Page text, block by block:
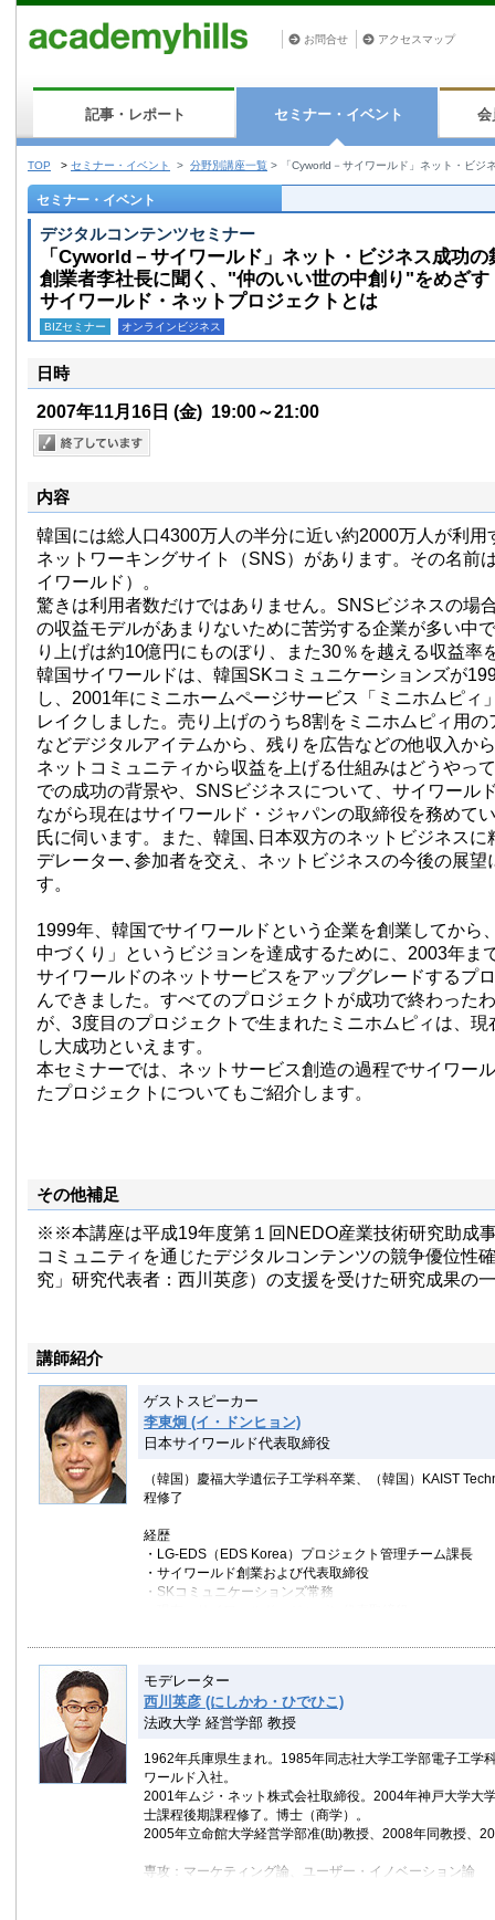
お問合せ アクセスマップ
記事・レポート セミナー・イベント 会
TOP > セミナー・イベント > 分野別講座一覧 > 「Cyworld－サイワールド」ネット・ビ
セミナー・イベント
デジタルコンテンツセミナー
「Cyworld－サイワールド」ネット・ビジネス成功の
創業者李社長に聞く、"仲のいい世の中創り"をめざす
サイワールド・ネットプロジェクトとは
BIZセミナー オンラインビジネス
日時
2007年11月16日 (金) 19:00～21:00
内容
韓国には総人口4300万人の半分に近い約2000万人が利用
ネットワーキングサイト（SNS）があります。その名前
イワールド）。
驚きは利用者数だけではありません。SNSビジネスの場
の収益モデルがあまりないために苦労する企業が多い中
り上げは約10億円にものぼり、また30％を越える収益率
韓国サイワールドは、韓国SKコミュニケーションズが
し、2001年にミニホームページサービス「ミニホムピィ
レイクしました。売り上げのうち8割をミニホムピィ用
などデジタルアイテムから、残りを広告などの他収入か
ネットコミュニティから収益を上げる仕組みはどうやっ
での成功の背景や、SNSビジネスについて、サイワール
ながら現在はサイワールド・ジャパンの取締役を務めて
氏に伺います。また、韓国､日本双方のネットビジネスに
デレーター､参加者を交え、ネットビジネスの今後の展望
す。
1999年、韓国でサイワールドという企業を創業してから
中づくり」というビジョンを達成するために、2003年ま
サイワールドのネットサービスをアップグレードするプ
んできました。すべてのプロジェクトが成功で終わった
が、3度目のプロジェクトで生まれたミニホムピィは、
し大成功といえます。
本セミナーでは、ネットサービス創造の過程でサイワー
たプロジェクトについてもご紹介します。
その他補足
※※本講座は平成19年度第１回NEDO産業技術研究助成
コミュニティを通じたデジタルコンテンツの競争優位性
究」研究代表者：西川英彦）の支援を受けた研究成果の
講師紹介
ゲストスピーカー
李東炯 (イ・ドンヒョン)
日本サイワールド代表取締役
（韓国）慶福大学遺伝子工学科卒業、（韓国）KAIST
程修了
経歴
・LG-EDS（EDS Korea）プロジェクト管理チーム課長
・サイワールド創業および代表取締役
・SKコミュニケーションズ常務
モデレーター
西川英彦 (にしかわ・ひでひこ)
法政大学 経営学部 教授
1962年兵庫県生まれ。1985年同志社大学工学部電子工学
ワールド入社。
2001年ムジ・ネット株式会社取締役。2004年神戸大学大
士課程後期課程修了。博士（商学）。
2005年立命館大学経営学部准(助)教授、2008年同教授、
専攻：マーケティング論、ユーザー・イノベーション論